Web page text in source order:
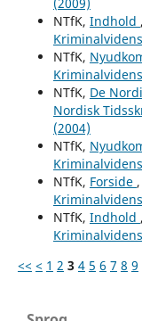
NTfK, Indhold ,
NTfK,
NTfK, De
Nordisk
(2004)
NTfK,
NTfK, Forside ,
NTfK, Indhold ,
<< < 1 2 3 4 5 6 7 8 9